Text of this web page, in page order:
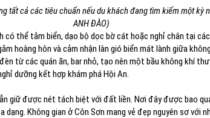
tất cả các tiêu chuẩn nếu du khách đang tìm kiếm một kỳ
ANH ĐÀO)
có thể tắm biển, dạo bộ dọc bờ cát hoặc nghỉ chân tại
hoàng hôn và cảm nhận làn gió biển mát lành giữa
từ các quán ăn, bar nhỏ, tạo nên một bầu không khí
dưỡng kết hợp khám phá Hội An.
giữ được nét tách biệt với đất liền. Nơi đây được bao
dạng. Không gian ở Côn Sơn mang vẻ đẹp nguyên sơ với